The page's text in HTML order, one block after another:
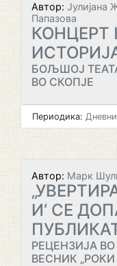
Автор: Јулијана
Папазова
КОНЦЕРТ
БОЉШОЈ
ВО СКОПЈЕ
Периодика:
Автор: Марк
И‘ СЕ
РЕЦЕНЗИЈА
ВЕСНИК